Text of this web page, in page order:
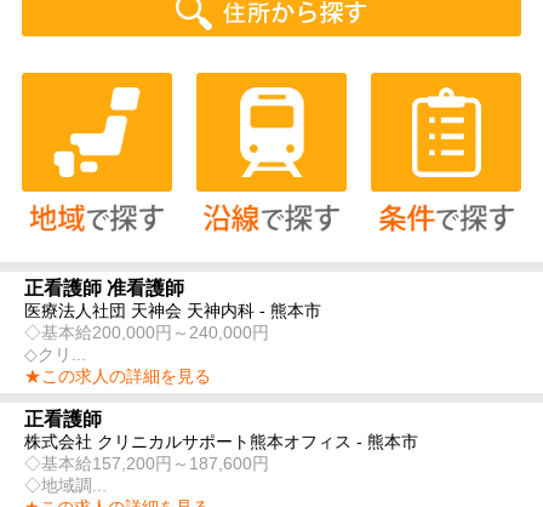
正看護師 准看護師
医療法人社団 天神会 天神内科 - 熊本市
◇基本給200,000円～240,000円
◇クリ...
★この求人の詳細を見る
正看護師
株式会社 クリニカルサポート熊本オフィス - 熊本市
◇基本給157,200円～187,600円
◇地域調...